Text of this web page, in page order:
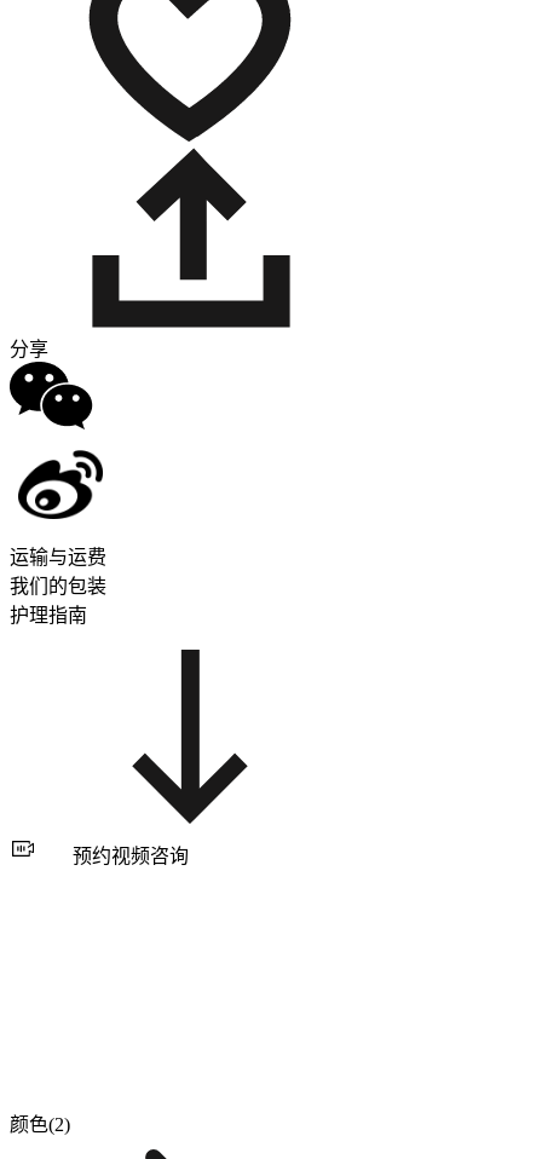
分享
运输与运费
我们的包装
护理指南
预约视频咨询
颜色(2)